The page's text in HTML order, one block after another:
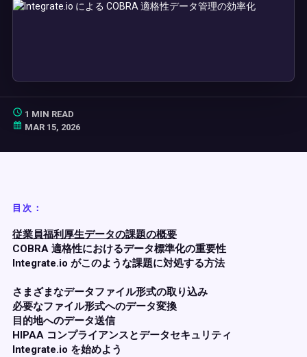
1 MIN READ
MAR 15, 2026
目次：
従業員福利厚生データの課題の概要
COBRA 適格性におけるデータ標準化の重要性
Integrate.io がこのような課題に対処する方法
さまざまなデータファイル形式の取り込み
必要なファイル形式へのデータ変換
目的地へのデータ送信
HIPAA コンプライアンスとデータセキュリティ
Integrate.io を始めよう